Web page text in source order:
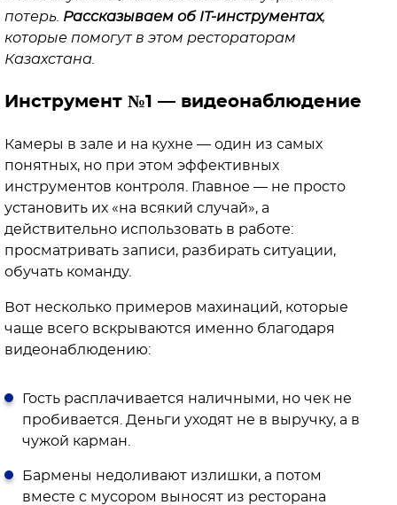
потерь. Рассказываем об IT-инструментах,
которые помогут в этом рестораторам
Казахстана.
Инструмент №1 — видеонаблюдение
Камеры в зале и на кухне — один из самых
понятных, но при этом эффективных
инструментов контроля. Главное — не просто
установить их «на всякий случай», а
действительно использовать в работе:
просматривать записи, разбирать ситуации,
обучать команду.
Вот несколько примеров махинаций, которые
чаще всего вскрываются именно благодаря
видеонаблюдению:
Гость расплачивается наличными, но чек не
пробивается. Деньги уходят не в выручку, а в
чужой карман.
Бармены недоливают излишки, а потом
вместе с мусором выносят из ресторана